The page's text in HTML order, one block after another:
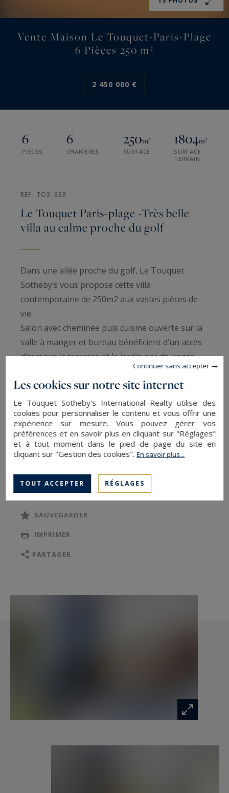
Vente Maison Le Touquet-Paris-Plage
6 Pièces 250 m²
2 450 000 €
6
PIÈCES
6
CHAMBRES
250m²
SURFACE
1804m²
SURFACE
TERRAIN
RÉF. TO3-633
Le Touquet Paris-plage -Très belle
villa au calme proche du golf
Dans une allée proche du golf, Le Touquet
Sotheby’s vous propose cette villa
contemporaine de 250m2 aux vastes pièces de
vie.
Salon avec cheminée puis cuisine ouverte sur la
salle à manger et bureau bénéficient d’un accès
direct sur la terrasse et le jardin par de larges
5 chambres, dont 2 suites au rez-de-chaussée et
3 chambres en souplex, se répartissent l’espace
nuit.
Le sous-sol est aménagé avec salle de jeux et
double garage.
Le terrain piscinable complète cette villa
SAUVEGARDER
IMPRIMER
PARTAGER
Les cookies sur notre site internet
Le Touquet Sotheby's International Realty utilise des
cookies pour personnaliser le contenu et vous offrir une
expérience sur mesure. Vous pouvez gérer vos
préférences et en savoir plus en cliquant sur "Réglages"
et à tout moment dans le pied de page du site en
cliquant sur "Gestion des cookies".En savoir plus...
TOUT ACCEPTER RÉGLAGES
Continuer sans accepter